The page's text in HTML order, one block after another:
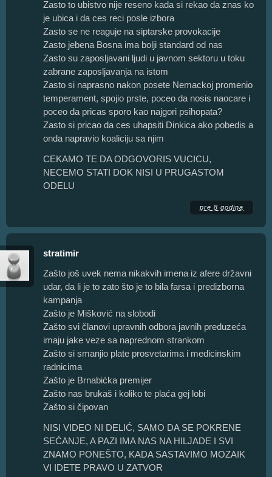
Zasto to ubistvo nije reseno kada si rekao da znas ko
je ubica i da ces reci posle izbora
Zasto se ne reaguje na siptarske provokacije
Zasto jebena Bosna ima bolji standard od nas
Zasto su zaposljavani ljudi u javnom sektoru u toku
zabrane zaposljavanja na istom
Zasto si naprasno nakon posete Nemackoj promenio
temperament, spojio prste, poceo da nosis naocare i
poceo da pricas sporo kao najgori psihopata?
Zasto si pricao da ces uhapsiti Dinkica ako pobedis a
onda napravio koaliciju sa njim
CEKAMO TE DA ODGOVORIS VUCICU,
NECEMO STATI DOK NISI U PRUGASTOM
ODELU
pre 8 godina
stratimir
Zašto još uvek nema nikakvih imena iz afere državni
udar, da li je to zato što je to bila farsa i predizborna
kampanja
Zašto je Mišković na slobodi
Zašto svi članovi upravnih odbora javnih preduzeća
imaju jake veze sa naprednom strankom
Zašto si smanjio plate prosvetarima i medicinskim
radnicima
Zašto je Brnabićka premijer
Zašto nas brukaš i koliko te plaća gej lobi
Zašto si čipovan
NISI VIDEO NI DELIĆ, SAMO DA SE POKRENE
SEĆANJE, A PAZI IMA NAS NA HILJADE I SVI
ZNAMO PONEŠTO, KADA SASTAVIMO MOZAIK
VI IDETE PRAVO U ZATVOR